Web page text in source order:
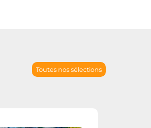
Toutes nos sélections